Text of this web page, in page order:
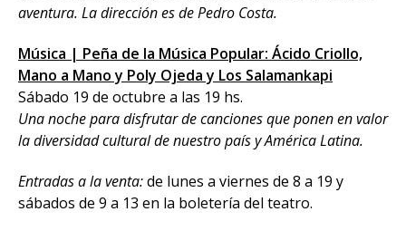
aventura. La dirección es de Pedro Costa.
Música | Peña de la Música Popular: Ácido Criollo,
Mano a Mano y Poly Ojeda y Los Salamankapi
Sábado 19 de octubre a las 19 hs.
Una noche para disfrutar de canciones que ponen en valor
la diversidad cultural de nuestro país y América Latina.
Entradas a la venta:de lunes a viernes de 8 a 19 y
sábados de 9 a 13 en la boletería del teatro.